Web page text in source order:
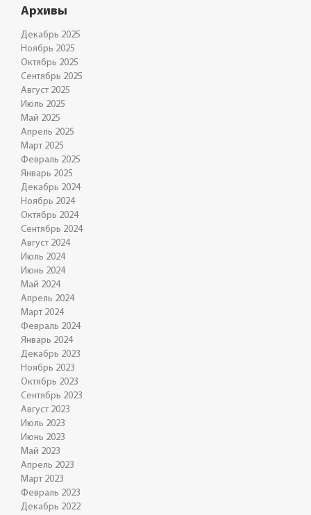
Архивы
Декабрь 2025
Ноябрь 2025
Октябрь 2025
Сентябрь 2025
Август 2025
Июль 2025
Май 2025
Апрель 2025
Март 2025
Февраль 2025
Январь 2025
Декабрь 2024
Ноябрь 2024
Октябрь 2024
Сентябрь 2024
Август 2024
Июль 2024
Июнь 2024
Май 2024
Апрель 2024
Март 2024
Февраль 2024
Январь 2024
Декабрь 2023
Ноябрь 2023
Октябрь 2023
Сентябрь 2023
Август 2023
Июль 2023
Июнь 2023
Май 2023
Апрель 2023
Март 2023
Февраль 2023
Декабрь 2022